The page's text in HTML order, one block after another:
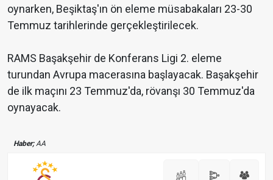
oynarken, Beşiktaş'ın ön eleme müsabakaları 23-30
Temmuz tarihlerinde gerçekleştirilecek.
RAMS Başakşehir de Konferans Ligi 2. eleme
turundan Avrupa macerasına başlayacak. Başakşehir
de ilk maçını 23 Temmuz'da, rövanşı 30 Temmuz'da
oynayacak.
Haber;AA